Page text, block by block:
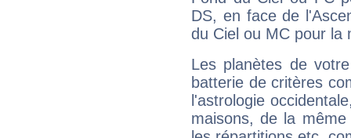
DS, en face de
du Ciel ou MC pour la
Les planètes de
batterie de critères
l'astrologie
maisons, de la